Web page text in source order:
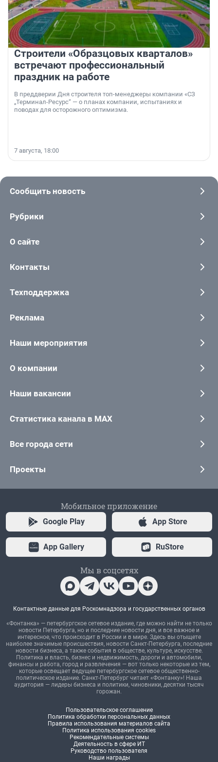
Строители «Образцовых кварталов»
встречают профессиональный
праздник на работе
В преддверии Дня строителя топ-менеджеры компании «СЗ
„Терминал-Ресурс“ — о планах компании, испытаниях и
поводах для осторожного оптимизма.
7 августа, 18:00
Сообщить новость
Рубрики
О сайте
Контакты
Техподдержка
Реклама
Наши мероприятия
О компании
Наши вакансии
Статистика канала в MAX
Все города сети
Проекты
Мобильное приложение
Google Play App Store
App Gallery RuStore
Мы в соцсетях
Контактные данные для Роскомнадзора и государственных органов
«Фонтанка» — петербургское сетевое издание, где можно найти не только
новости Петербурга, но и последние новости дня, и все важное и
интересное, что происходит в России и в мире. Здесь вы отыщете
наиболее значимые происшествия, новости Санкт-Петербурга, последние
новости бизнеса, а также события в обществе, культуре, искусстве.
Политика и власть, бизнес и недвижимость, дороги и автомобили,
финансы и работа, город и развлечения — вот только некоторые из тем,
которые освещает ведущее петербургское сетевое общественно-
политическое издание. Санкт-Петербург читает «Фонтанку»! Наша
аудитория — лидеры бизнеса и политики, чиновники, десятки тысяч
горожан.
Пользовательское соглашение
Политика обработки персональных данных
Правила использования материалов сайта
Политика использования cookies
Рекомендательные системы
Деятельность в сфере ИТ
Руководство пользователя
Наши награды